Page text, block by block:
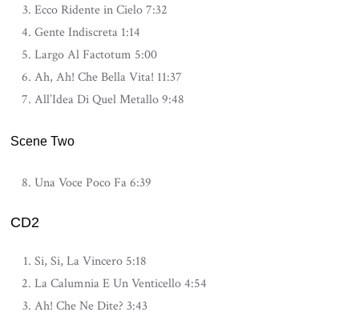
Ecco Ridente in Cielo 7:32
Gente Indiscreta 1:14
Largo Al Factotum 5:00
Ah, Ah! Che Bella Vita! 11:37
All’Idea Di Quel Metallo 9:48
Scene Two
Una Voce Poco Fa 6:39
CD2
Si, Si, La Vincero 5:18
La Calumnia E Un Venticello 4:54
Ah! Che Ne Dite? 3:43